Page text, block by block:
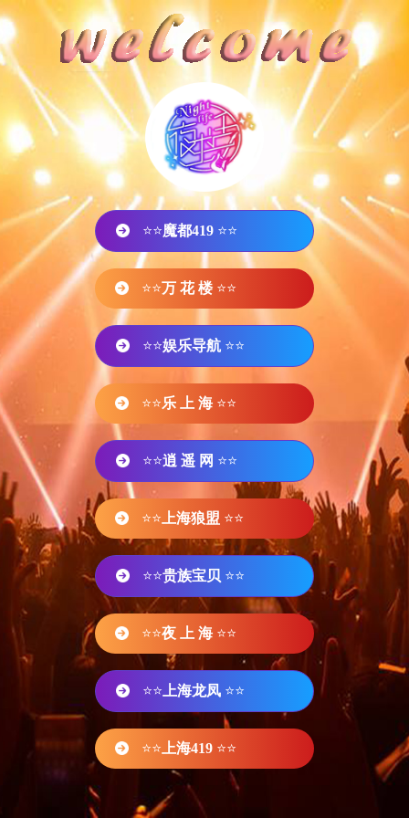
⭐⭐魔都419 ⭐⭐
⭐⭐万 花 楼 ⭐⭐
⭐⭐娱乐导航 ⭐⭐
⭐⭐乐 上 海 ⭐⭐
⭐⭐逍 遥 网 ⭐⭐
⭐⭐ 上海狼盟 ⭐⭐
⭐⭐贵族宝贝 ⭐⭐
⭐⭐夜 上 海 ⭐⭐
⭐⭐ 上海龙凤 ⭐⭐
⭐⭐ 上海419 ⭐⭐